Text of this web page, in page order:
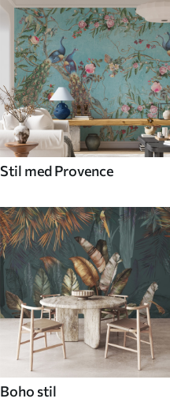
Stil med Provence
Boho stil